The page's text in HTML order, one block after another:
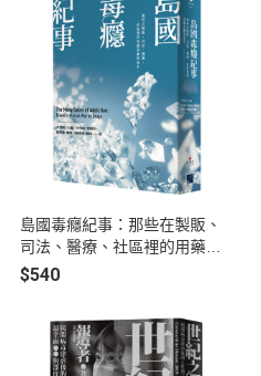
島國毒癮紀事：那些在製販、
司法、醫療、社區裡的用藥悲
劇與重生
$540